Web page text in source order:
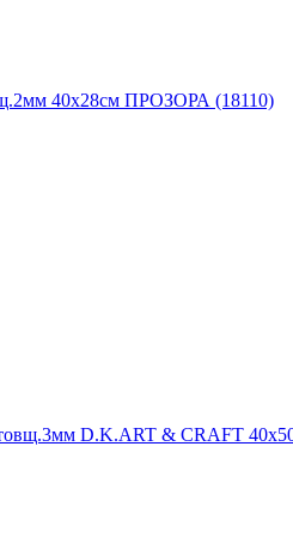
40х28см ПРОЗОРА (18110)
товщ.3мм D.K.ART & CRAFT